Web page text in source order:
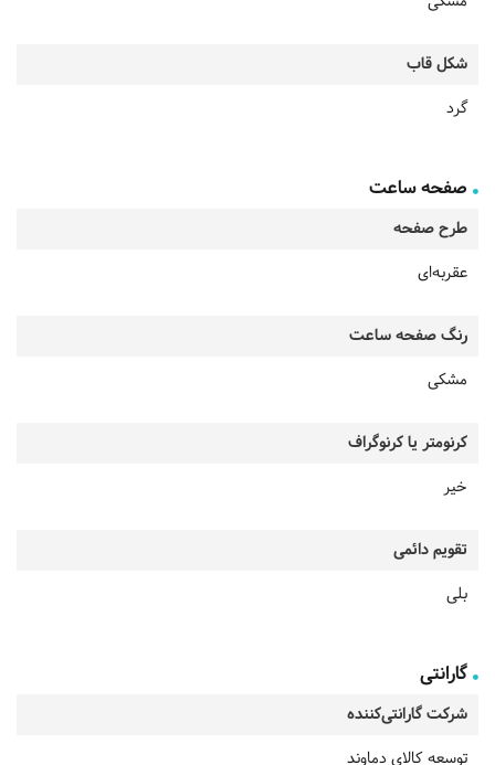
شکل قاب
گرد
صفحه ساعت
طرح صفحه
عقربه‌ای
رنگ صفحه ساعت
مشکی
کرنومتر یا کرنوگراف
خیر
تقویم دائمی
بلی
گارانتی
شرکت گارانتی‌کننده
توسعه کالای دماوند